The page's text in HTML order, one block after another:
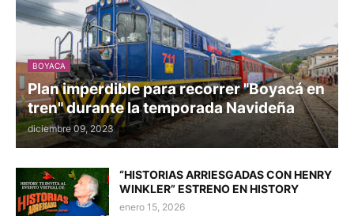
BOYACA
Plan imperdible para recorrer "Boyacá en
tren" durante la temporada Navideña
diciembre 09, 2023
“HISTORIAS ARRIESGADAS CON HENRY
WINKLER” ESTRENO EN HISTORY
enero 15, 2026